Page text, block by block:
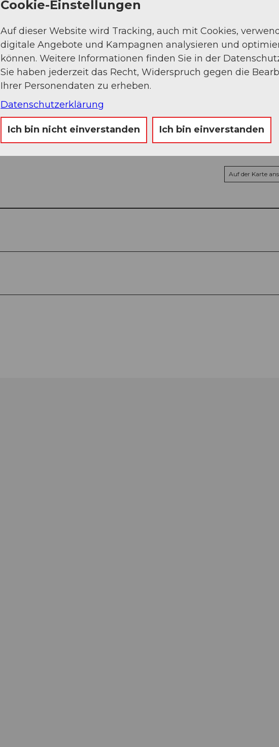
Auf der Karte
Cookie-Einstellungen
Auf dieser Website wird Tracking, auch mit Cookies,
digitale Angebote und Kampagnen analysieren und
können. Weitere Informationen finden Sie in der
Sie haben jederzeit das Recht, Widerspruch gegen die
Ihrer Personendaten zu erheben.
Datenschutzerklärung
Ich bin nicht einverstanden Ich bin einverstanden